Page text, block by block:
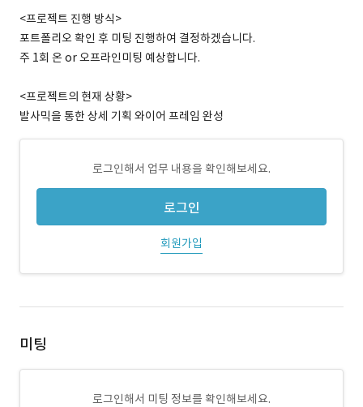
<프로젝트 진행 방식>
포트폴리오 확인 후 미팅 진행하여 결정하겠습니다.
주 1회 온 or 오프라인미팅 예상합니다.
<프로젝트의 현재 상황>
발사믹을 통한 상세 기획 와이어 프레임 완성
로그인해서 업무 내용을 확인해보세요.
로그인
회원가입
미팅
로그인해서 미팅 정보를 확인해보세요.